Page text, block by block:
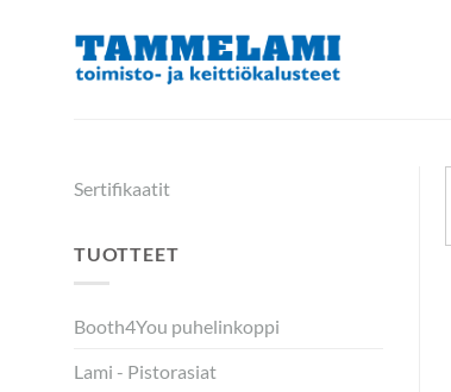
Sertifikaatit
TUOTTEET
Booth4You puhelinkoppi
Lami - Pistorasiat